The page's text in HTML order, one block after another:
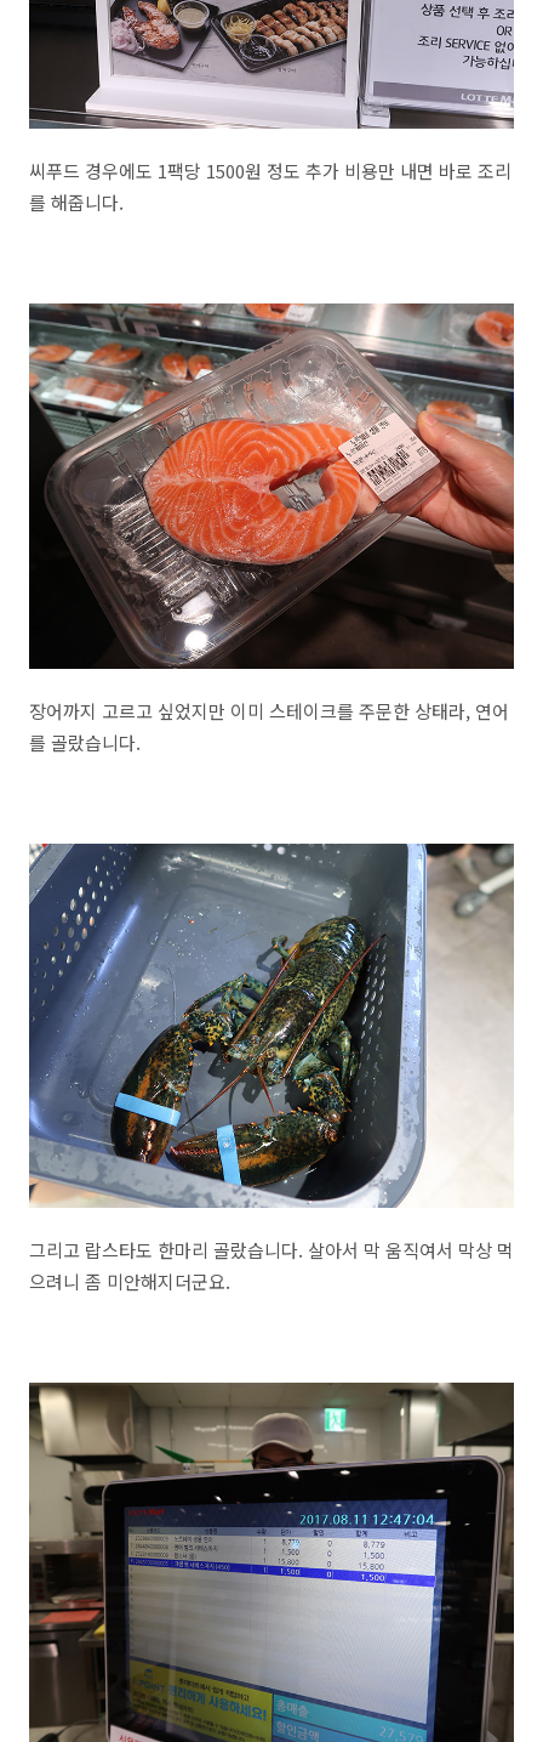
씨푸드 경우에도 1팩당 1500원 정도 추가 비용만 내면 바로 조리
를 해줍니다.
장어까지 고르고 싶었지만 이미 스테이크를 주문한 상태라, 연어
를 골랐습니다.
그리고 랍스타도 한마리 골랐습니다. 살아서 막 움직여서 막상 먹
으려니 좀 미안해지더군요.